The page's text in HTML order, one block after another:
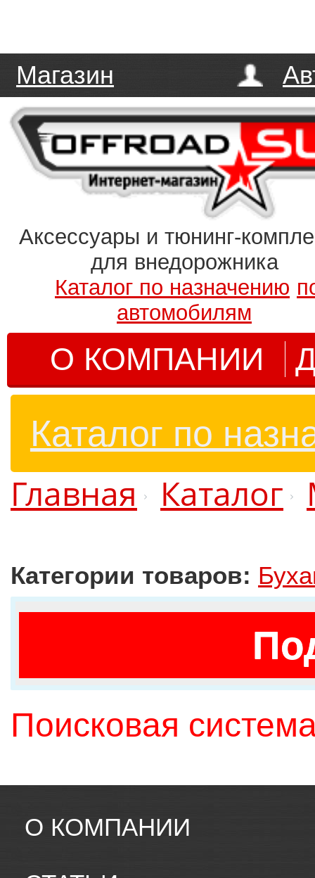
Магазин
Аксессуары и тюнинг-
для внедорожника
Каталог по назначению
автомобилям
О КОМПАНИИ
Каталог по
Главная Каталог
Категории товаров:
Поисковая
О КОМПАНИИ